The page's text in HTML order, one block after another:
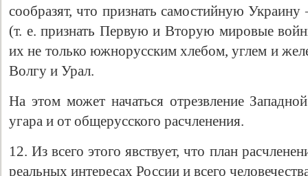
сообразят, что признать самостийную
(т. е. признать Первую и Вторую мировые
их не только южнорусским хлебом, углем и
Волгу и Урал.
На этом может начаться отрезвление
угара и от общерусского расчленения.
12. Из всего этого явствует, что план
реальных интересах России и всего